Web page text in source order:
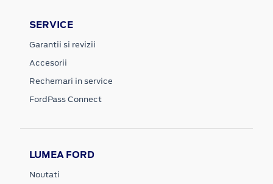
SERVICE
Garantii si revizii
Accesorii
Rechemari in service
FordPass Connect
LUMEA FORD
Noutati